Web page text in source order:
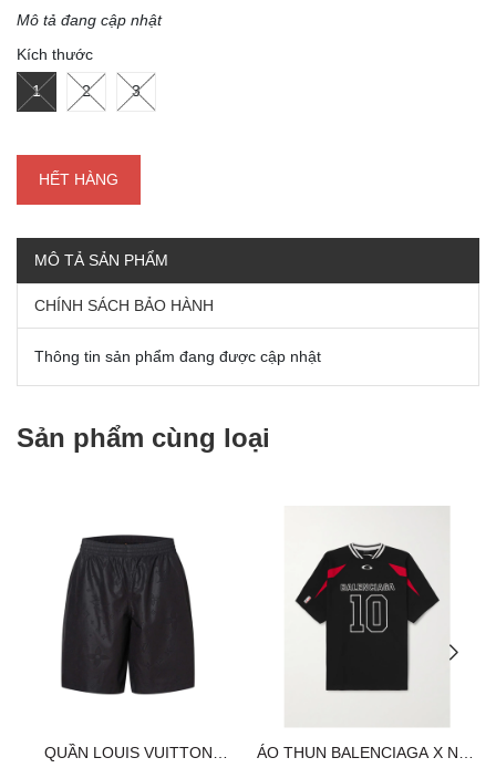
Mô tả đang cập nhật
Kích thước
1 2 3
HẾT HÀNG
MÔ TẢ SẢN PHẨM
CHÍNH SÁCH BẢO HÀNH
Thông tin sản phẩm đang được cập nhật
Sản phẩm cùng loại
QUẦN LOUIS VUITTON
ÁO THUN BALENCIAGA X NBA